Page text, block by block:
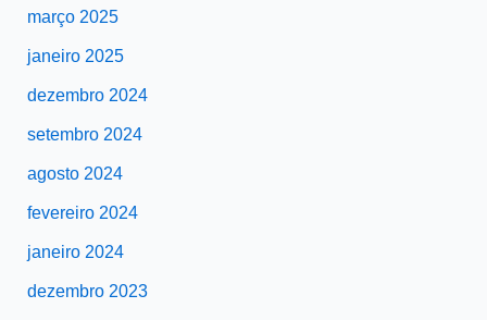
março 2025
janeiro 2025
dezembro 2024
setembro 2024
agosto 2024
fevereiro 2024
janeiro 2024
dezembro 2023